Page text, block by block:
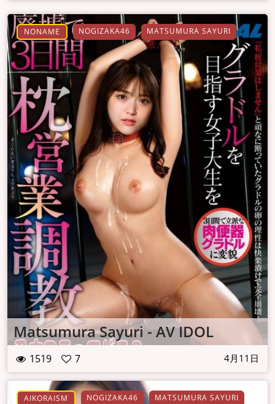
NONAME NOGIZAKA46 MATSUMURA SAYURI
Matsumura Sayuri - AV IDOL
1519 7 4月11日
AIKORAISM NOGIZAKA46 MATSUMURA SAYURI